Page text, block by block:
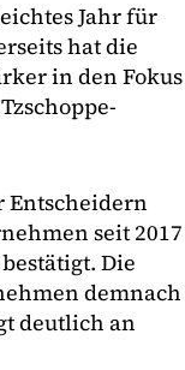
Jahr für
hat die
in den Fokus
Entscheidern
seit 2017
Die
demnach
deutlich an